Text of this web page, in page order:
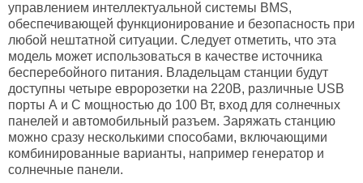
управлением интеллектуальной системы BMS,
обеспечивающей функционирование и безопасность при
любой нештатной ситуации. Следует отметить, что эта
модель может использоваться в качестве источника
бесперебойного питания. Владельцам станции будут
доступны четыре евророзетки на 220В, различные USB
порты А и С мощностью до 100 Вт, вход для солнечных
панелей и автомобильный разъем. Заряжать станцию
можно сразу несколькими способами, включающими
комбинированные варианты, например генератор и
солнечные панели.